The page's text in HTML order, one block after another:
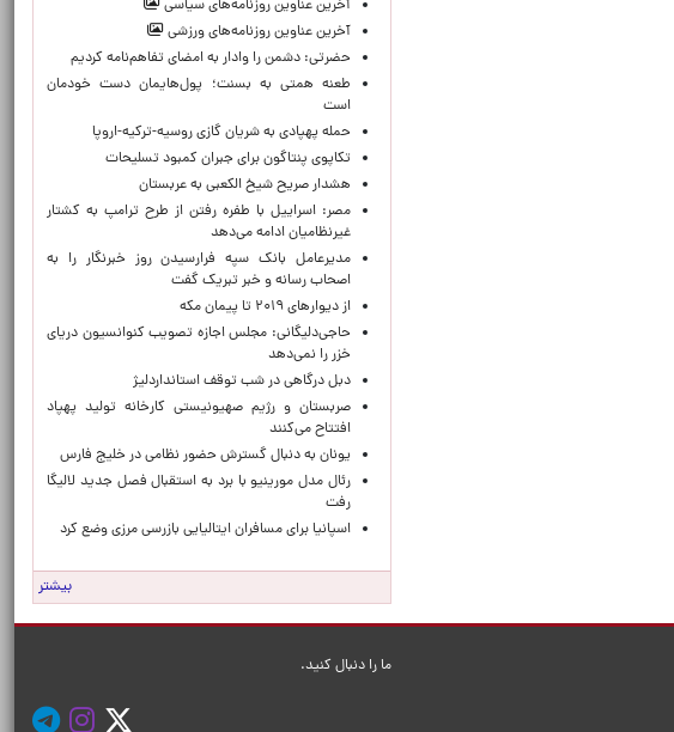
آخرین عناوین روزنامه‌های سیاسی
آخرین عناوین روزنامه‌های ورزشی
حضرتی: دشمن را وادار به امضای تفاهم‌نامه کردیم
طعنه همتی به بسنت؛ پول‌هایمان دست خودمان
است
حمله پهپادی به شریان گازی روسیه-ترکیه-اروپا
تکاپوی پنتاگون برای جبران کمبود تسلیحات
هشدار صریح شیخ الکعبی به عربستان
مصر: اسراییل با طفره رفتن از طرح ترامپ به کشتار
غیرنظامیان ادامه می‌دهد
مدیرعامل بانک سپه فرارسیدن روز خبرنگار را به
اصحاب رسانه و خبر تبریک گفت
از دیوارهای ۲۰۱۹ تا پیمان مکه
حاجی‌دلیگانی: مجلس اجازه تصویب کنوانسیون دریای
خزر را نمی‌دهد
دبل درگاهی در شب توقف استانداردلیژ
صربستان و رژیم صهیونیستی کارخانه تولید پهپاد
افتتاح می‌کنند
یونان به دنبال گسترش حضور نظامی در خلیج فارس
رئال مدل مورینیو با برد به استقبال فصل جدید لالیگا
رفت
اسپانیا برای مسافران ایتالیایی بازرسی مرزی وضع کرد
بیشتر
ما را دنبال کنید.